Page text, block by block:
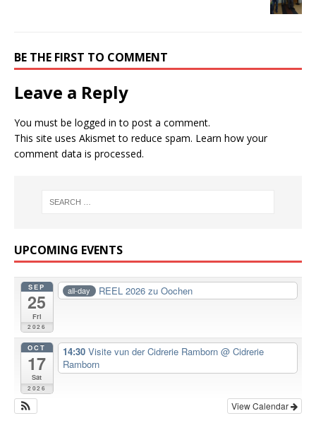
BE THE FIRST TO COMMENT
Leave a Reply
You must be logged in to post a comment.
This site uses Akismet to reduce spam. Learn how your
comment data is processed.
UPCOMING EVENTS
SEP
25
Fri
2026
all-day REEL 2026 zu Oochen
OCT
17
Sat
2026
14:30 Visite vun der Cidrerie Ramborn @ Cidrerie
Ramborn
View Calendar